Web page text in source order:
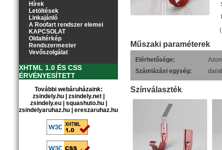
Hírek
Letöltések
Linkajánló
A Roofart rendszer elemei
KAPCSOLAT
Oldaltérkép
Rendszermester
Vevőszolgálat
XHTML 1.0 ÉS CSS
ÉRVÉNYESÍTETT
További webáruházaink:
zsindely.hu| zsindely.net|
zsindely.eu| squashuto.hu|
zsindelyaruhaz.hu
ereszaruhaz.hu
Műszaki paraméterek
Elérhetősége:
Számlázási egység:
Színválaszték